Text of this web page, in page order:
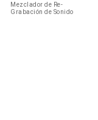
Mezclador de Re-
Grabación de Sonido